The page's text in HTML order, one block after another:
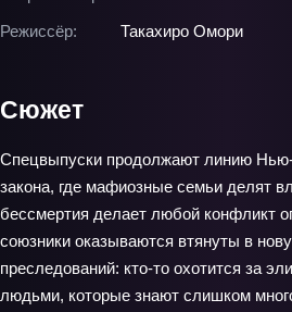
Режиссёр:
Такахиро Омори
Сюжет
Спецвыпуски продолжают линию
закона, где мафиозные семьи делят
бессмертия делает любой конфликт
союзники оказываются втянуты в
преследований: кто-то охотится за
людьми, которые знают слишком